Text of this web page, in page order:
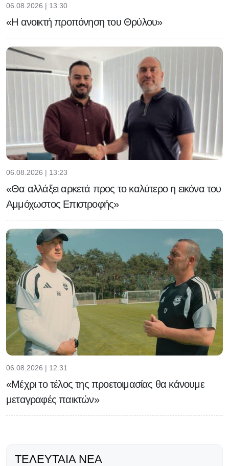
06.08.2026 | 13:30
«Η ανοικτή προπόνηση του Θρύλου»
06.08.2026 | 13:23
«Θα αλλάξει αρκετά προς το καλύτερο η εικόνα του
Αμμόχωστος Επιστροφής»
06.08.2026 | 12:31
«Μέχρι το τέλος της προετοιμασίας θα κάνουμε
μεταγραφές παικτών»
ΤΕΛΕΥΤΑΊΑ ΝΈΑ